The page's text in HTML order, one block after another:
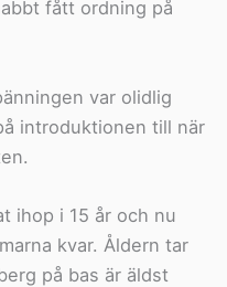
fått ordning på
var olidlig
introduktionen till när
ihop i 15 år och nu
kvar. Åldern tar
på bas är äldst